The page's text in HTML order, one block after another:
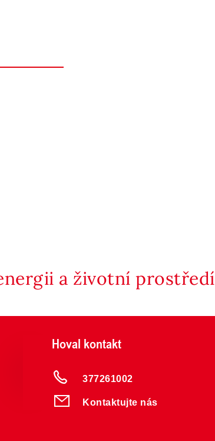
a životní prostředí
Hoval kontakt
377261002
Kontaktujte nás